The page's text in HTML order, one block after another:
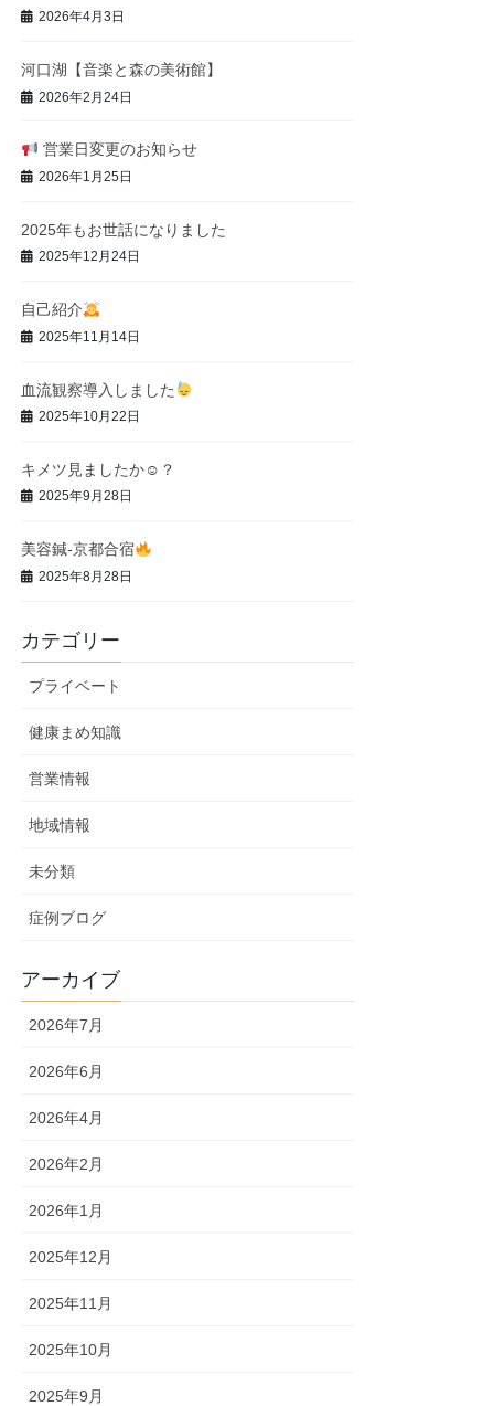
2026年4月3日
河口湖【音楽と森の美術館】
2026年2月24日
営業日変更のお知らせ
2026年1月25日
2025年もお世話になりました
2025年12月24日
自己紹介
2025年11月14日
血流観察導入しました
2025年10月22日
キメツ見ましたか☺？
2025年9月28日
美容鍼-京都合宿
2025年8月28日
カテゴリー
プライベート
健康まめ知識
営業情報
地域情報
未分類
症例ブログ
アーカイブ
2026年7月
2026年6月
2026年4月
2026年2月
2026年1月
2025年12月
2025年11月
2025年10月
2025年9月